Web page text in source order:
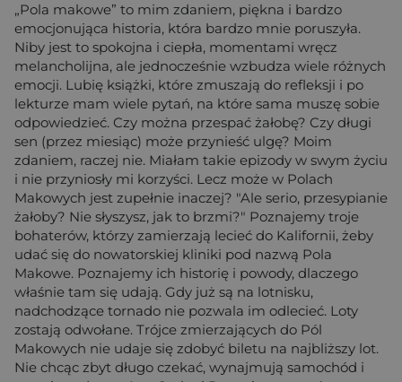
„Pola makowe” to mim zdaniem, piękna i bardzo
emocjonująca historia, która bardzo mnie poruszyła.
Niby jest to spokojna i ciepła, momentami wręcz
melancholijna, ale jednocześnie wzbudza wiele różnych
emocji. Lubię książki, które zmuszają do refleksji i po
lekturze mam wiele pytań, na które sama muszę sobie
odpowiedzieć. Czy można przespać żałobę? Czy długi
sen (przez miesiąc) może przynieść ulgę? Moim
zdaniem, raczej nie. Miałam takie epizody w swym życiu
i nie przyniosły mi korzyści. Lecz może w Polach
Makowych jest zupełnie inaczej? "Ale serio, przesypianie
żałoby? Nie słyszysz, jak to brzmi?" Poznajemy troje
bohaterów, którzy zamierzają lecieć do Kalifornii, żeby
udać się do nowatorskiej kliniki pod nazwą Pola
Makowe. Poznajemy ich historię i powody, dlaczego
właśnie tam się udają. Gdy już są na lotnisku,
nadchodzące tornado nie pozwala im odlecieć. Loty
zostają odwołane. Trójce zmierzających do Pól
Makowych nie udaje się zdobyć biletu na najbliższy lot.
Nie chcąc zbyt długo czekać, wynajmują samochód i